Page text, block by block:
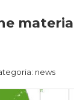
news